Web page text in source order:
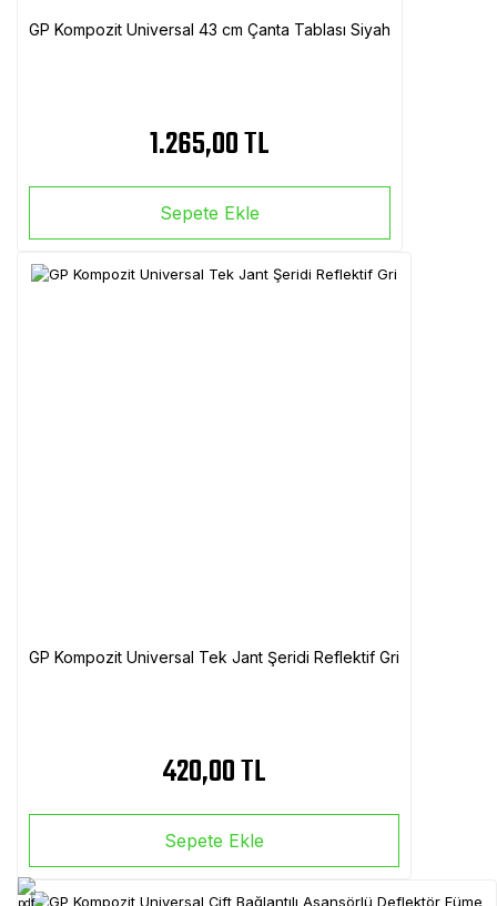
GP Kompozit Universal 43 cm Çanta Tablası Siyah
1.265,00 TL
Sepete Ekle
GP Kompozit Universal Tek Jant Şeridi Reflektif Gri
420,00 TL
Sepete Ekle